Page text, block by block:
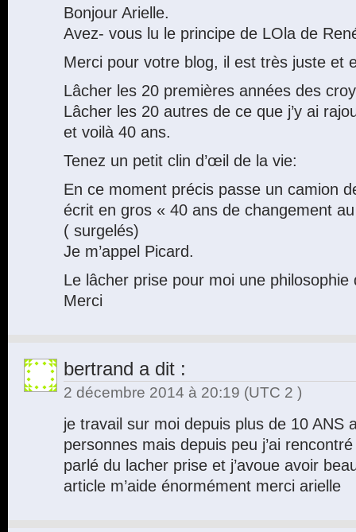
Bonjour Arielle.
Avez- vous lu le principe de LOla de
Merci pour votre blog, il est très juste et
Lâcher les 20 premières années des
Lâcher les 20 autres de ce que j’y ai
et voilà 40 ans.
Tenez un petit clin d’œil de la vie:
En ce moment précis passe un camion
écrit en gros « 40 ans de changement
( surgelés)
Je m’appel Picard.
Le lâcher prise pour moi une philosophie
Merci
bertrand a dit :
2 décembre 2014 à 20:19 (UTC 2 )
je travail sur moi depuis plus de 10 ANS
personnes mais depuis peu j’ai
parlé du lacher prise et j’avoue avoir
article m’aide énormément merci arielle